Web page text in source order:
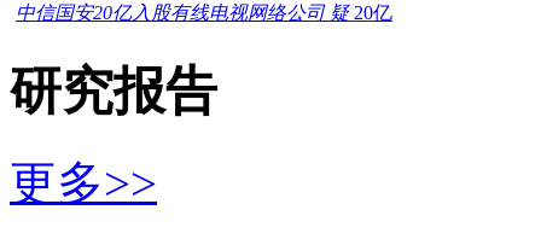
中信国安20亿入股有线电视网络公司 疑 20亿
研究报告
更多>>